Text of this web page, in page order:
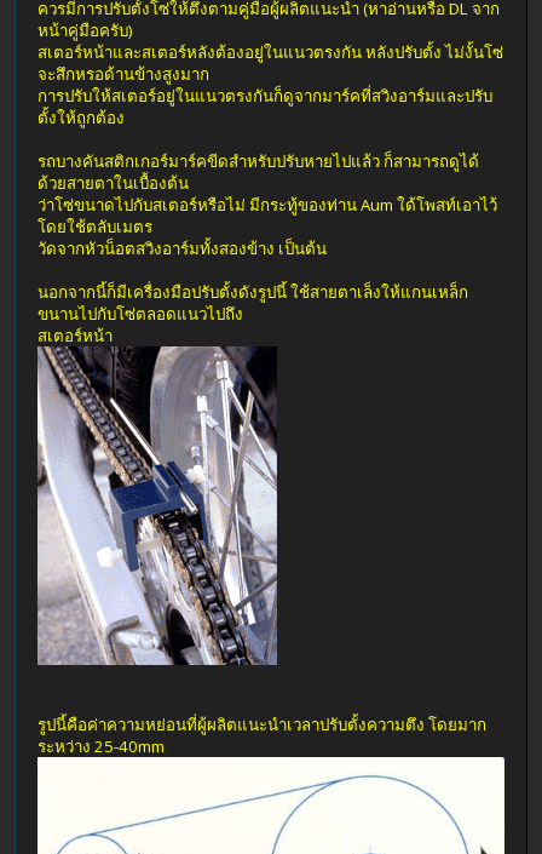
ควรมีการปรับตั้งโซ่ให้ตึงตามคู่มือผู้ผลิตแนะนำ (หาอ่านหรือ DL จาก
หน้าคู่มือครับ)
สเตอร์หน้าและสเตอร์หลังต้องอยู่ในแนวตรงกัน หลังปรับตั้ง ไม่งั้นโซ่
จะสึกหรอด้านข้างสูงมาก
การปรับให้สเตอร์อยู่ในแนวตรงกันก็ดูจากมาร์คที่สวิงอาร์มและปรับ
ตั้งให้ถูกต้อง
รถบางคันสติกเกอร์มาร์คขีดสำหรับปรับหายไปแล้ว ก็สามารถดูได้
ด้วยสายตาในเบื้องต้น
ว่าโซ่ขนาดไปกับสเตอร์หรือไม่ มีกระทู้ของท่าน Aum ใด้โพสท์เอาไว้
โดยใช้ตลับเมตร
วัดจากหัวน็อตสวิงอาร์มทั้งสองข้าง เป็นต้น
นอกจากนี้ก็มีเครื่องมือปรับตั้งดังรูปนี้ ใช้สายตาเล็งให้แกนเหล็ก
ขนานไปกับโซ่ตลอดแนวไปถึง
สเตอร์หน้า
รูปนี้คือค่าความหย่อนที่ผู้ผลิตแนะนำเวลาปรับตั้งความตึง โดยมาก
ระหว่าง 25-40mm